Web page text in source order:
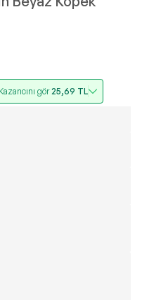
Kazancını gör25,69 TL